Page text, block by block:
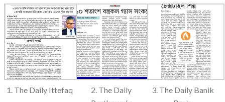
1. The Daily Ittefaq
2. The Daily
3. The Daily Banik